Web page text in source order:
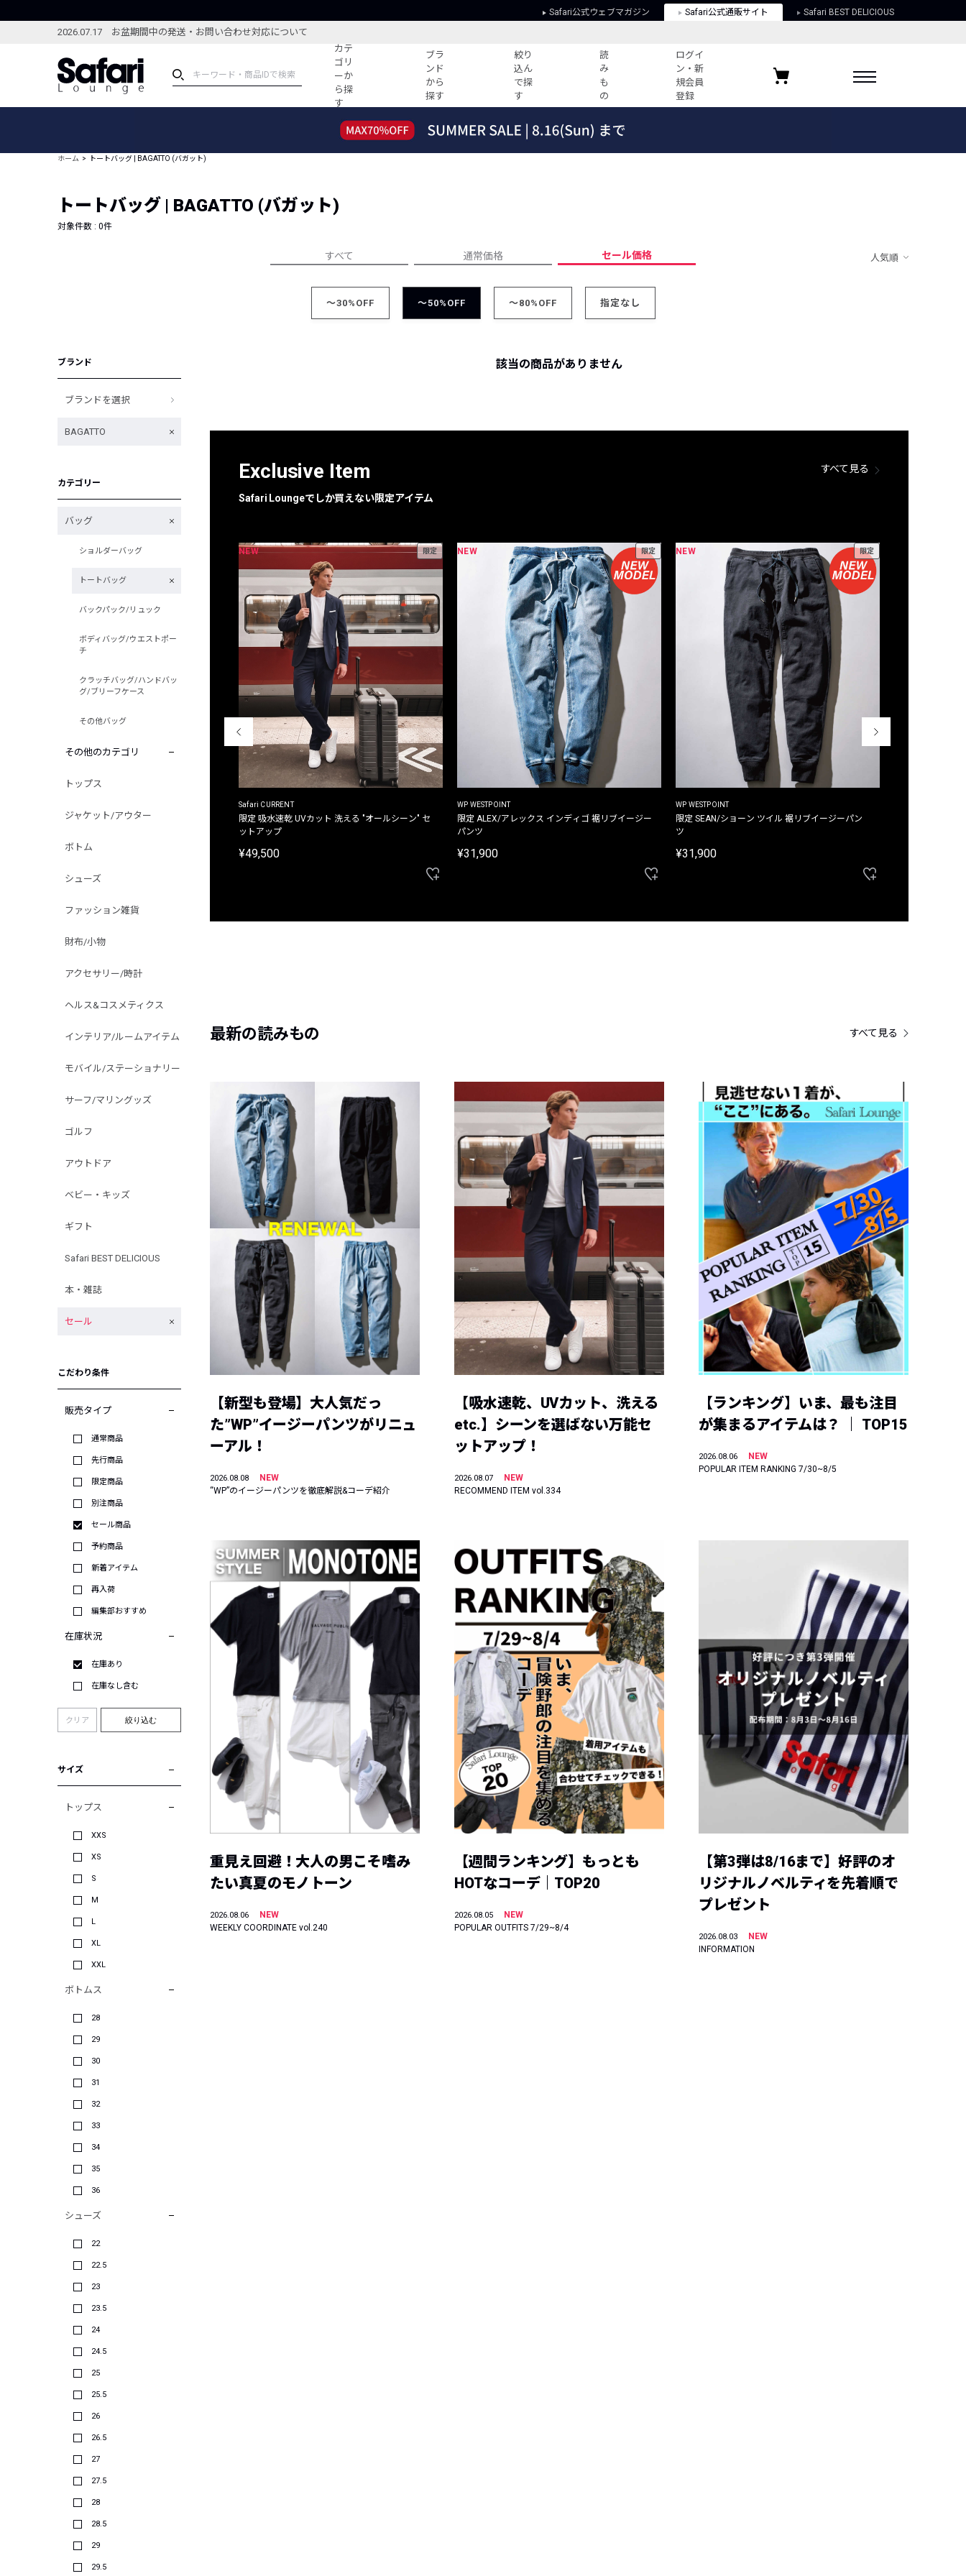
Safari公式ウェブマガジン Safari公式通販サイト Safari BEST DELICIOUS
2026.07.17 お盆期間中の発送・お問い合わせ対応について
カテ
ゴリ
ーか
ら探
す
ブラ
ンド
から
探す
絞り
込ん
で探
す
読
み
も
の
ログイ
ン・新
規会員
登録
ブランドから探す
新着アイテム
編集部のおすすめアイテム
コーディネート
すべての記事
人気記事ランキング
ウィークリーコーデ
プライバシーポリシー
お気に入りブランド
ホーム トートバッグ | BAGATTO (バガット)
トートバッグ | BAGATTO (バガット)
対象件数 : 0件
すべて 通常価格 セール価格 人気順
～30%OFF ～50%OFF ～80%OFF 指定なし
ブランド
ブランドを選択
BAGATTO
カテゴリー
バッグ
ショルダーバッグ
トートバッグ
バックパック/リュック
ボディバッグ/ウエストポー
チ
クラッチバッグ/ハンドバッ
グ/ブリーフケース
その他バッグ
その他のカテゴリ
トップス
ジャケット/アウター
ボトム
シューズ
ファッション雑貨
財布/小物
アクセサリー/時計
ヘルス&コスメティクス
インテリア/ルームアイテム
モバイル/ステーショナリー
サーフ/マリングッズ
ゴルフ
アウトドア
ベビー・キッズ
ギフト
Safari BEST DELICIOUS
本・雑誌
セール
こだわり条件
販売タイプ
通常商品
先行商品
限定商品
別注商品
セール商品
予約商品
新着アイテム
再入荷
編集部おすすめ
在庫状況
在庫あり
在庫なし含む
クリア 絞り込む
サイズ
トップス
XXS
XS
S
M
L
XL
XXL
ボトムス
28
29
30
31
32
33
34
35
36
シューズ
22
22.5
23
23.5
24
24.5
25
25.5
26
26.5
27
27.5
28
28.5
29
29.5
該当の商品がありません
Exclusive Item
Safari Loungeでしか買えない限定アイテム
すべて見る
別注限定 フード付き チェックシャツジャケット
NEW 限定
Safari CURRENT
限定 吸水速乾 UVカット 洗える "オールシーン" セ
ットアップ
¥49,500
NEW 限定
WP WESTPOINT
限定 ALEX/アレックス インディゴ 裾リブイージー
パンツ
¥31,900
NEW 限定
WP WESTPOINT
限定 SEAN/ショーン ツイル 裾リブイージーパン
ツ
¥31,900
最新の読みもの すべて見る
【新型も登場】大人気だっ
た”WP”イージーパンツがリニュ
ーアル！
2026.08.08
NEW
“WP”のイージーパンツを徹底解説&コーデ紹介
【吸水速乾、UVカット、洗える
etc.】シーンを選ばない万能セ
ットアップ！
2026.08.07
NEW
RECOMMEND ITEM vol.334
【ランキング】いま、最も注目
が集まるアイテムは？ ｜ TOP15
2026.08.06
NEW
POPULAR ITEM RANKING 7/30~8/5
重見え回避！大人の男こそ嗜み
たい真夏のモノトーン
2026.08.06
NEW
WEEKLY COORDINATE vol.240
【週間ランキング】もっとも
HOTなコーデ｜TOP20
2026.08.05
NEW
POPULAR OUTFITS 7/29~8/4
【第3弾は8/16まで】好評のオ
リジナルノベルティを先着順で
プレゼント
2026.08.03
NEW
INFORMATION